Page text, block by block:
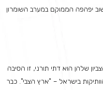
יפהפה הממוקם במערב השומרון
שלהן הוא דתי תורני, זו הסיבה
בישראל – "ארץ הצבי". כבר